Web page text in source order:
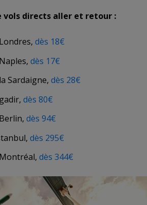
vols directs aller et retour :
dès 18€
dès 17€
Sardaigne, dès 28€
dès 80€
dès 94€
dès 295€
dès 344€